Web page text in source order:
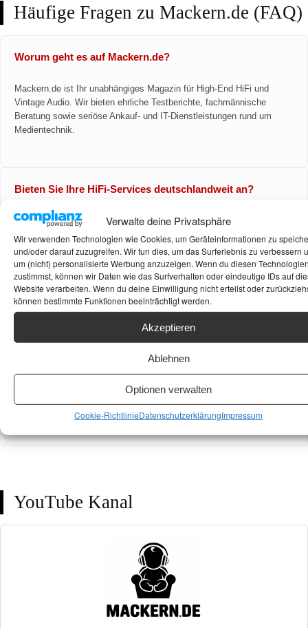
Verwalte deine Privatsphäre
Wir verwenden Technologien wie Cookies, um Geräteinformationen zu
und/oder darauf zuzugreifen. Wir tun dies, um das Surferlebnis zu verbessern
um (nicht) personalisierte Werbung anzuzeigen. Wenn du diesen
zustimmst, können wir Daten wie das Surfverhalten oder eindeutige IDs auf
Website verarbeiten. Wenn du deine Einwilligung nicht erteilst oder
können bestimmte Funktionen beeinträchtigt werden.
Akzeptieren
Ablehnen
Optionen verwalten
Cookie-RichtlinieDatenschutzerklärungImpressum
Häufige Fragen zu Mackern.de (FAQ)
Worum geht es auf Mackern.de?
Mackern.de ist Ihr unabhängiges Magazin für High-End HiFi und
Vintage Audio. Wir bieten ehrliche Testberichte, fachmännische
Beratung sowie seriöse Ankauf- und IT-Dienstleistungen rund um
Medientechnik.
Bieten Sie Ihre HiFi-Services deutschlandweit an?
Ja. Von unserem Standort in Leonberg bei Stuttgart aus agieren wir
deutschlandweit. Besonders präsent und schnell vor Ort sind wir in
Stuttgart, Göppingen, München, Düsseldorf, Berlin, Hamburg,
Bremen, Köln und im jeweiligen Umkreis von 200KM.
Was zeichnet die Expertise von Mackern.de aus?
gehen wir über das bloße Hören
Dieser wissenschaftliche Ansatz garantiert eine seriöse Beratung, die
deutschlandweit geschätzt wird.
YouTube Kanal